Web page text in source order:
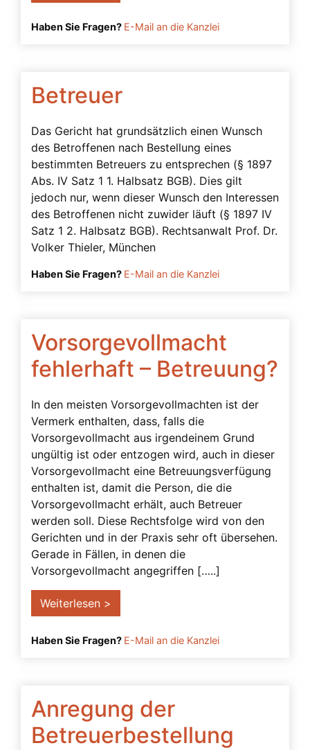
Haben Sie Fragen? E-Mail an die Kanzlei
Betreuer
Das Gericht hat grundsätzlich einen Wunsch
des Betroffenen nach Bestellung eines
bestimmten Betreuers zu entsprechen (§ 1897
Abs. IV Satz 1 1. Halbsatz BGB). Dies gilt
jedoch nur, wenn dieser Wunsch den Interessen
des Betroffenen nicht zuwider läuft (§ 1897 IV
Satz 1 2. Halbsatz BGB). Rechtsanwalt Prof. Dr.
Volker Thieler, München
Haben Sie Fragen? E-Mail an die Kanzlei
Vorsorgevollmacht
fehlerhaft – Betreuung?
In den meisten Vorsorgevollmachten ist der
Vermerk enthalten, dass, falls die
Vorsorgevollmacht aus irgendeinem Grund
ungültig ist oder entzogen wird, auch in dieser
Vorsorgevollmacht eine Betreuungsverfügung
enthalten ist, damit die Person, die die
Vorsorgevollmacht erhält, auch Betreuer
werden soll. Diese Rechtsfolge wird von den
Gerichten und in der Praxis sehr oft übersehen.
Gerade in Fällen, in denen die
Vorsorgevollmacht angegriffen […..]
Weiterlesen >
Haben Sie Fragen? E-Mail an die Kanzlei
Anregung der
Betreuerbestellung
Vorsorgevollmacht durch Eltern
Vorsorgevollmacht Rechtsgrundlage
Vorsorgevollmacht-Rechtswillkür-
Missbrauchsproblematik
Vorsorgevollmachten – Bedingungen von
Banken
wann Ersatzbevollmächtigte
Widerruf einer Vorsorgevollmacht
Wohnort